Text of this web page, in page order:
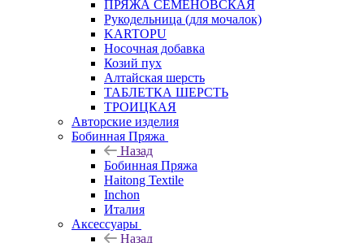
ПРЯЖА СЕМЕНОВСКАЯ
Рукодельница (для мочалок)
KARTOPU
Носочная добавка
Козий пух
Алтайская шерсть
ТАБЛЕTКА ШЕРСТЬ
ТРОИЦКАЯ
Авторские изделия
Бобинная Пряжа
Назад
Бобинная Пряжа
Haitong Textilе
Inchon
Италия
Аксессуары
Назад